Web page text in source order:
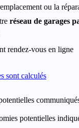
ou la
réseau de garages
rendez-vous en ligne
sont calculés
potentielles